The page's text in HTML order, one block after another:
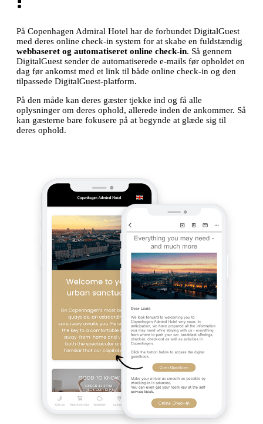
På Copenhagen Admiral Hotel har de forbundet DigitalGuest
med deres online check-in system for at skabe en fuldstændig
webbaseret og automatiseret online check-in. Så gennem
DigitalGuest sender de automatiserede e-mails før opholdet en
dag før ankomst med et link til både online check-in og den
tilpassede DigitalGuest-platform.
På den måde kan deres gæster tjekke ind og få alle
oplysninger om deres ophold, allerede inden de ankommer. Så
kan gæsterne bare fokusere på at begynde at glæde sig til
deres ophold.